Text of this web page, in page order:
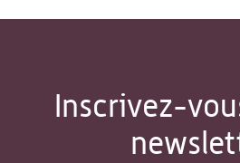
Inscrivez-